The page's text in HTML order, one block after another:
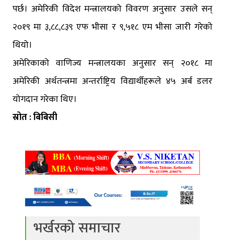
पर्छ। अमेरिकी विदेश मन्त्रालयको विवरण अनुसार उसले सन्
२०१९ मा ३,८८,८३९ एफ भीसा र ९,५१८ एम भीसा जारी गरेको
थियो।
अमेरिकाको वाणिज्य मन्त्रालयका अनुसार सन् २०१८ मा
अमेरिकी अर्थतन्त्रमा अन्तर्राष्ट्रिय विद्यार्थीहरूले ४५ अर्ब डलर
योगदान गरेका थिए।
स्रोत : बिबिसी
भर्खरको समाचार